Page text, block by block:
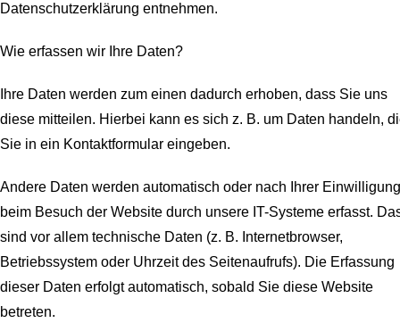
Datenschutzerklärung entnehmen.
Wie erfassen wir Ihre Daten?
Ihre Daten werden zum einen dadurch erhoben, dass Sie uns
diese mitteilen. Hierbei kann es sich z. B. um Daten handeln,
Sie in ein Kontaktformular eingeben.
Andere Daten werden automatisch oder nach Ihrer Einwilligung
beim Besuch der Website durch unsere IT-Systeme erfasst.
sind vor allem technische Daten (z. B. Internetbrowser,
Betriebssystem oder Uhrzeit des Seitenaufrufs). Die Erfassung
dieser Daten erfolgt automatisch, sobald Sie diese Website
betreten.